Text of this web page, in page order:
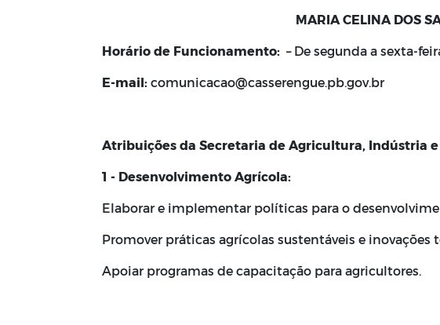
MARIA CELINA DOS
Horário de Funcionamento: – De segunda a sexta-
E-mail: comunicacao@casserengue.pb.gov.br
Atribuições da Secretaria de Agricultura, Indústria
1 - Desenvolvimento Agrícola:
Elaborar e implementar políticas para o
Promover práticas agrícolas sustentáveis e inovações
Apoiar programas de capacitação para agricultores.